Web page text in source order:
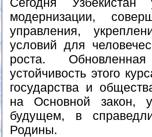
модернизации,
управления,
условий для
роста.
устойчивость этого
государства и
на Основной закон,
будущем, в
Родины.